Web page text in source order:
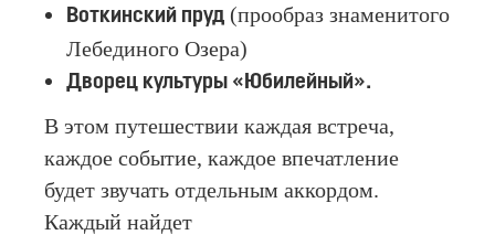
Воткинский пруд (прообраз знаменитого
Лебединого Озера)
Дворец культуры «Юбилейный».
В этом путешествии каждая встреча,
каждое событие, каждое впечатление
будет звучать отдельным аккордом.
Каждый найдет